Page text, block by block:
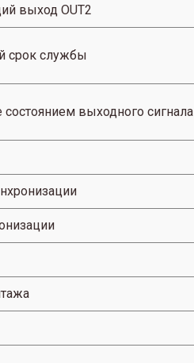
выход OUT2
срок службы
состоянием выходного сигнала